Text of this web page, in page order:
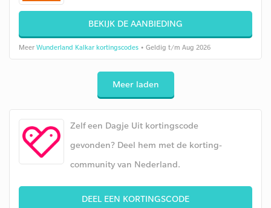
BEKIJK DE AANBIEDING
Meer Wunderland Kalkar kortingscodes • Geldig t/m Aug 2026
Meer laden
Zelf een Dagje Uit kortingscode
gevonden? Deel hem met de korting-
community van Nederland.
DEEL EEN KORTINGSCODE